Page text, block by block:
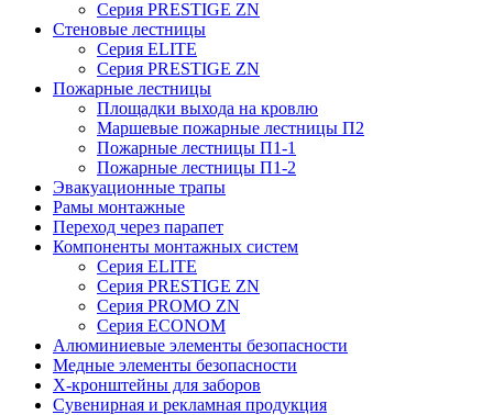
Серия PRESTIGE ZN
Стеновые лестницы
Серия ELITE
Серия PRESTIGE ZN
Пожарные лестницы
Площадки выхода на кровлю
Маршевые пожарные лестницы П2
Пожарные лестницы П1-1
Пожарные лестницы П1-2
Эвакуационные трапы
Рамы монтажные
Переход через парапет
Компоненты монтажных систем
Серия ELITE
Серия PRESTIGE ZN
Серия PROMO ZN
Серия ECONOM
Алюминиевые элементы безопасности
Медные элементы безопасности
X-кронштейны для заборов
Сувенирная и рекламная продукция